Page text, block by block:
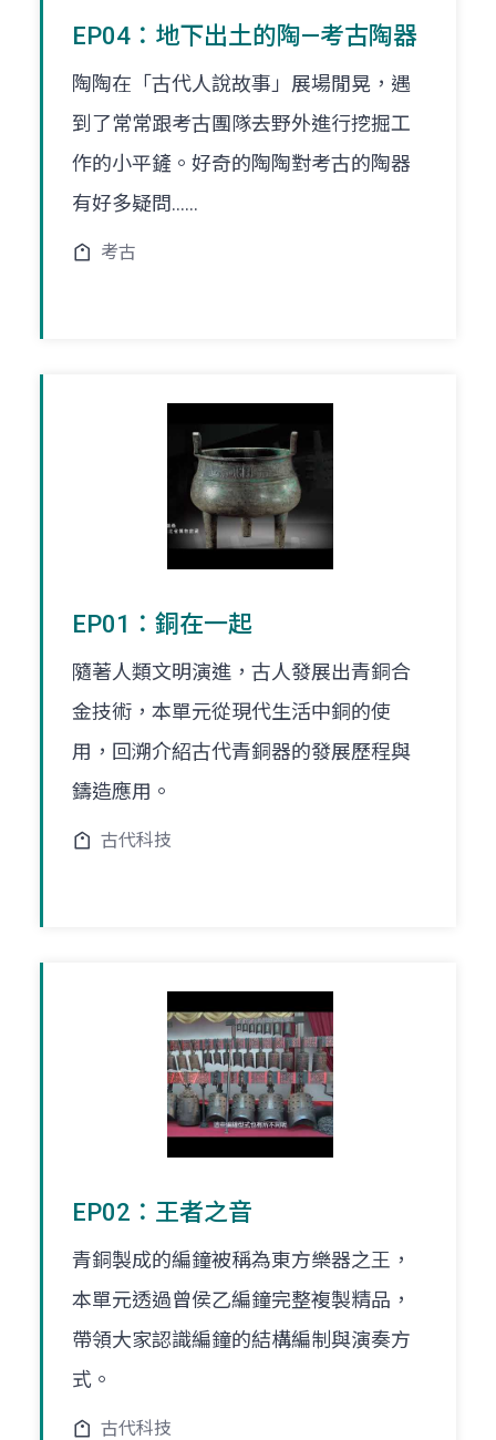
EP04：地下出土的陶—考古陶器
陶陶在「古代人說故事」展場閒晃，遇
到了常常跟考古團隊去野外進行挖掘工
作的小平鏟。好奇的陶陶對考古的陶器
有好多疑問......
考古
EP01：銅在一起
隨著人類文明演進，古人發展出青銅合
金技術，本單元從現代生活中銅的使
用，回溯介紹古代青銅器的發展歷程與
鑄造應用。
古代科技
EP02：王者之音
青銅製成的編鐘被稱為東方樂器之王，
本單元透過曾侯乙編鐘完整複製精品，
帶領大家認識編鐘的結構編制與演奏方
式。
古代科技